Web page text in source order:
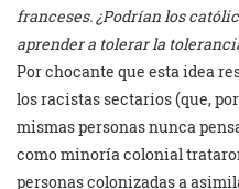
franceses. ¿Podrían los
aprender a tolerar la
Por chocante que esta idea
los racistas sectarios (que,
mismas personas nunca
como minoría colonial
personas colonizadas a